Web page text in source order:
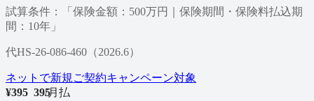
試算条件：「保険金額：500万円｜保険期間・保険料払込期
間：10年」
代HS-26-086-460（2026.6）
ネットで新規ご契約キャンペーン対象
¥395 395
/月払